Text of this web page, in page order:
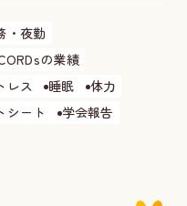
・夜勤
の業績
レス 睡眠
体力
シート
学会報告